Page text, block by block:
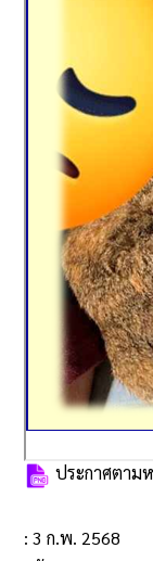
ประกาศตาม
: 3 ก.พ. 2568